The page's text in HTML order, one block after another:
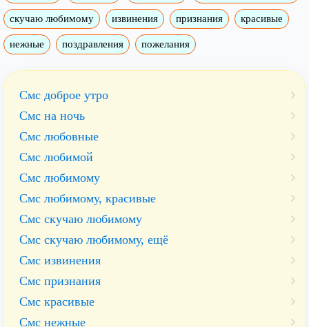
скучаю любимому извинения признания красивые
нежные поздравления пожелания
Смс доброе утро
Смс на ночь
Смс любовные
Смс любимой
Смс любимому
Смс любимому, красивые
Смс скучаю любимому
Смс скучаю любимому, ещё
Смс извинения
Смс признания
Смс красивые
Смс нежные